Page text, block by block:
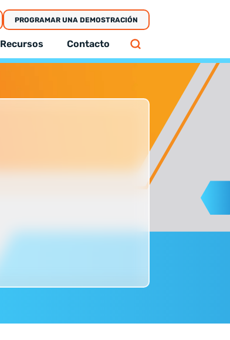
PROGRAMAR UNA DEMOSTRACIÓN
Recursos Contacto